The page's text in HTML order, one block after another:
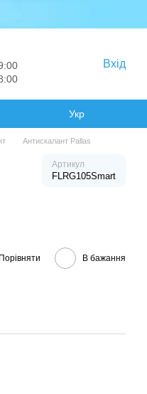
Вхід
Укр
Антискалант Pallas
Артикул
FLRG105Smart
Порівняти В бажання